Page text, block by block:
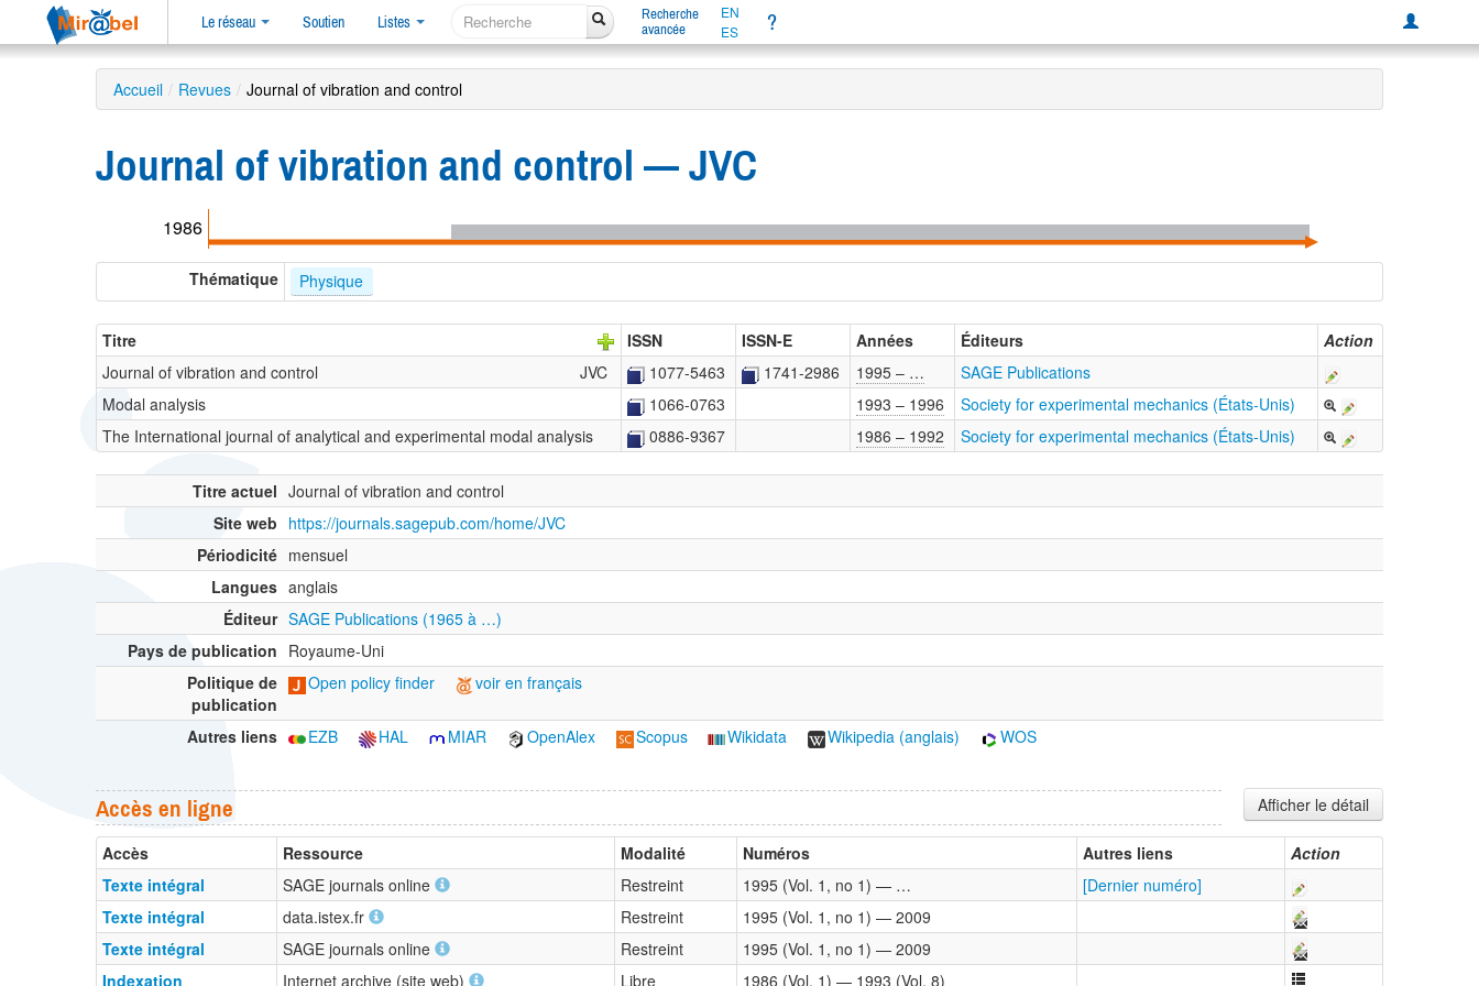
Le réseau Soutien Listes
Recherche
avancée
EN
ES
?
Accueil / Revues / Journal of vibration and control
Journal of vibration and control — JVC
1986
Thématique Physique
Titre ISSN ISSN-E Années Éditeurs
Action
Journal of vibration and control
JVC 1077-5463 1741-2986 1995 – …
SAGE Publications
Modal analysis
1066-0763 1993 – 1996
Society for experimental mechanics (États-Unis)
The International journal of analytical and experimental modal analysis
0886-9367 1986 – 1992 Society for experimental mechanics (États-Unis)
Titre actuel Journal of vibration and control
Site web https://journals.sagepub.com/home/JVC
Périodicité mensuel
Langues anglais
Éditeur SAGE Publications (1965 à …)
Pays de publication Royaume-Uni
Politique de
publication
Open policy finder voir en français
Autres liens EZB HAL MIAR OpenAlex Scopus Wikidata Wikipedia (anglais) WOS
Afficher le détail
Accès en ligne
Accès Ressource Modalité Numéros Autres liens
Action
Texte intégral
SAGE journals online Restreint 1995 (Vol. 1, no 1) — …
[Dernier numéro]
Texte intégral
data.istex.fr Restreint
1995 (Vol. 1, no 1) — 2009
Texte intégral
SAGE journals online Restreint
1995 (Vol. 1, no 1) — 2009
Indexation
Internet archive (site web) Libre 1986 (Vol. 1) — 1993 (Vol. 8)